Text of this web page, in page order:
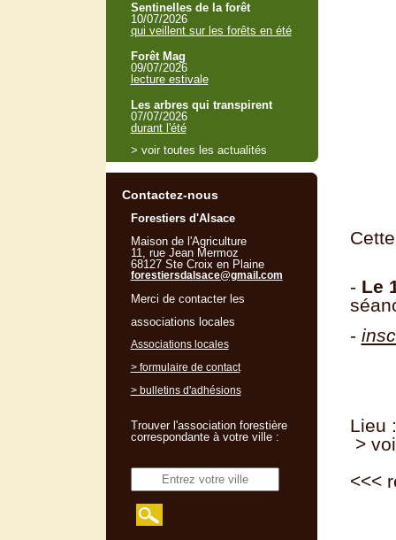
- Le
-
Lieu
>
<<<
Sentinelles de la forêt
10/07/2026
qui veillent sur les forêts en été
Forêt Mag
09/07/2026
lecture estivale
Les arbres qui transpirent
07/07/2026
durant l'été
> voir toutes les actualités
Contactez-nous
Forestiers d'Alsace
Maison de l'Agriculture
11, rue Jean Mermoz
68127 Ste Croix en Plaine
forestiersdalsace@gmail.com
Merci de contacter les
associations locales
Associations locales
> formulaire de contact
> bulletins d'adhésions
Trouver l'association forestière
correspondante à votre ville :